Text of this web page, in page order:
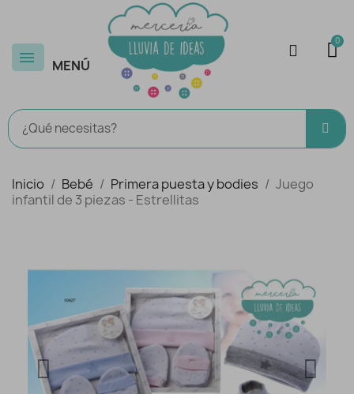
MENÚ
Inicio Bebé Primera puesta y bodies
Juego
infantil de 3 piezas - Estrellitas